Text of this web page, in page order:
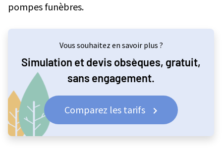
pompes funèbres.
Vous souhaitez en savoir plus ?
Simulation et devis obsèques, gratuit,
sans engagement.
Comparez les tarifs